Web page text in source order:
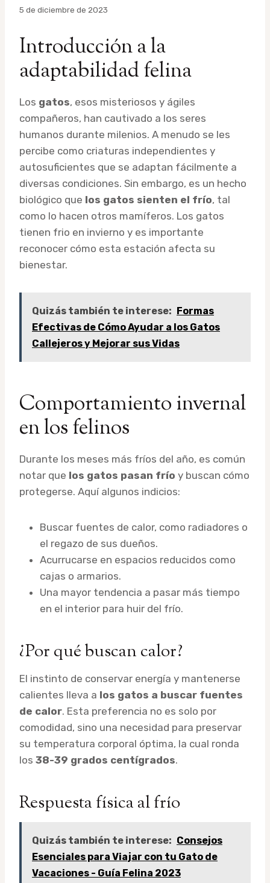
Por
5 de diciembre de 2023
Introducción a la
adaptabilidad felina
Los gatos, esos misteriosos y ágiles
compañeros, han cautivado a los seres
humanos durante milenios. A menudo se les
percibe como criaturas independientes y
autosuficientes que se adaptan fácilmente a
diversas condiciones. Sin embargo, es un hecho
biológico que los gatos sienten el frío, tal
como lo hacen otros mamíferos. Los gatos
tienen frio en invierno y es importante
reconocer cómo esta estación afecta su
bienestar.
Quizás también te interese: Formas
Efectivas de Cómo Ayudar a los Gatos
Callejeros y Mejorar sus Vidas
Comportamiento invernal
en los felinos
Durante los meses más fríos del año, es común
notar que los gatos pasan frío y buscan cómo
protegerse. Aquí algunos indicios:
Buscar fuentes de calor, como radiadores o
el regazo de sus dueños.
Acurrucarse en espacios reducidos como
cajas o armarios.
Una mayor tendencia a pasar más tiempo
en el interior para huir del frío.
¿Por qué buscan calor?
El instinto de conservar energía y mantenerse
calientes lleva a los gatos a buscar fuentes
de calor. Esta preferencia no es solo por
comodidad, sino una necesidad para preservar
su temperatura corporal óptima, la cual ronda
los 38-39 grados centígrados.
Respuesta física al frío
Quizás también te interese: Consejos
Esenciales para Viajar con tu Gato de
Vacaciones - Guía Felina 2023